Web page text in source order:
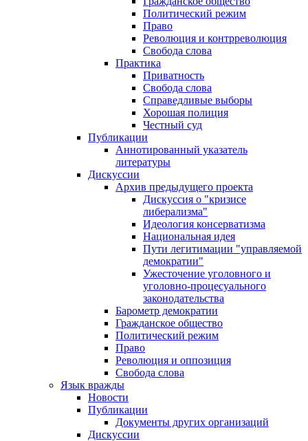
Политический режим
Право
Революция и контрреволюция
Свобода слова
Практика
Приватность
Свобода слова
Справедливые выборы
Хорошая полиция
Честный суд
Публикации
Аннотированный указатель
литературы
Дискуссии
Архив предыдущего проекта
Дискуссия о "кризисе
либерализма"
Идеология консерватизма
Национальная идея
Пути легитимации "управляемой
демократии"
Ужесточение уголовного и
уголовно-процесуального
законодательства
Барометр демократии
Гражданское общество
Политический режим
Право
Революция и оппозиция
Свобода слова
Язык вражды
Новости
Публикации
Документы других организаций
Дискуссии